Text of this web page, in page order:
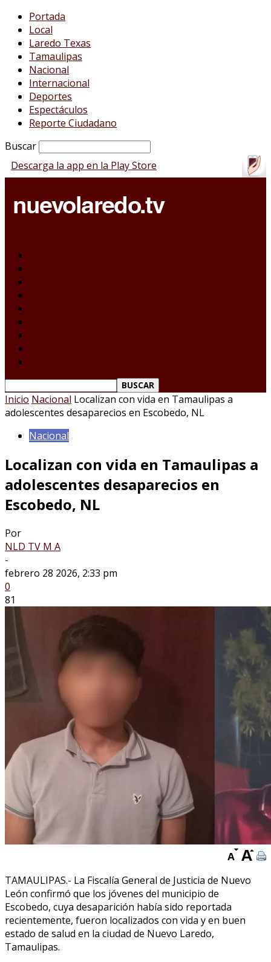
Portada
Local
Laredo Texas
Tamaulipas
Nacional
Internacional
Deportes
Espectáculos
Reporte Ciudadano
Buscar
Descarga la app en la Play Store
Inicio Nacional Localizan con vida en Tamaulipas a
adolescentes desaparecios en Escobedo, NL
Nacional
Localizan con vida en Tamaulipas a
adolescentes desaparecios en
Escobedo, NL
Por
NLD TV M A
-
febrero 28 2026, 2:33 pm
0
81
TAMAULIPAS.- La Fiscalía General de Justicia de Nuevo
León confirmó que los jóvenes del municipio de
Escobedo, cuya desaparición había sido reportada
recientemente, fueron localizados con vida y en buen
estado de salud en la ciudad de Nuevo Laredo,
Tamaulipas.